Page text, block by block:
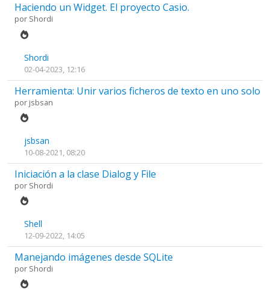
Haciendo un Widget. El proyecto Casio.
por Shordi
Shordi
02-04-2023, 12:16
Herramienta: Unir varios ficheros de texto en uno solo
por jsbsan
jsbsan
10-08-2021, 08:20
Iniciación a la clase Dialog y File
por Shordi
Shell
12-09-2022, 14:05
Manejando imágenes desde SQLite
por Shordi